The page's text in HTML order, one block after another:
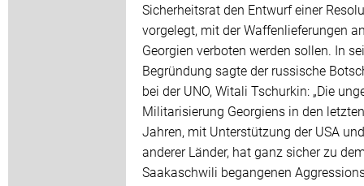
Sicherheitsrat den Entwurf einer
vorgelegt, mit der Waffenlieferungen
Georgien verboten werden sollen. In
Begründung sagte der russische
bei der UNO, Witali Tschurkin: „Die
Militarisierung Georgiens in den letzten
Jahren, mit Unterstützung der USA
anderer Länder, hat ganz sicher zu
Saakaschwili begangenen